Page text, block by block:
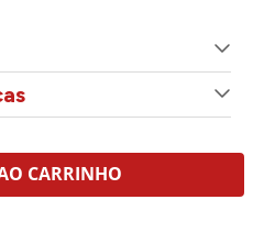
CARRINHO